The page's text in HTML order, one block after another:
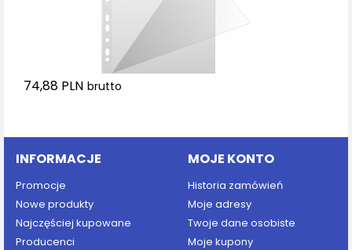
74,88 PLN brutto
INFORMACJE
Promocje
Nowe produkty
Najczęściej kupowane
Producenci
MOJE KONTO
Historia zamówień
Moje adresy
Twoje dane osobiste
Moje kupony